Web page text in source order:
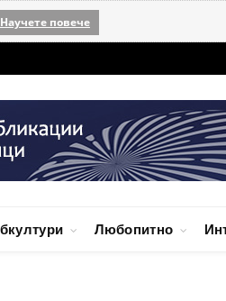
Научете повече
Любопитно